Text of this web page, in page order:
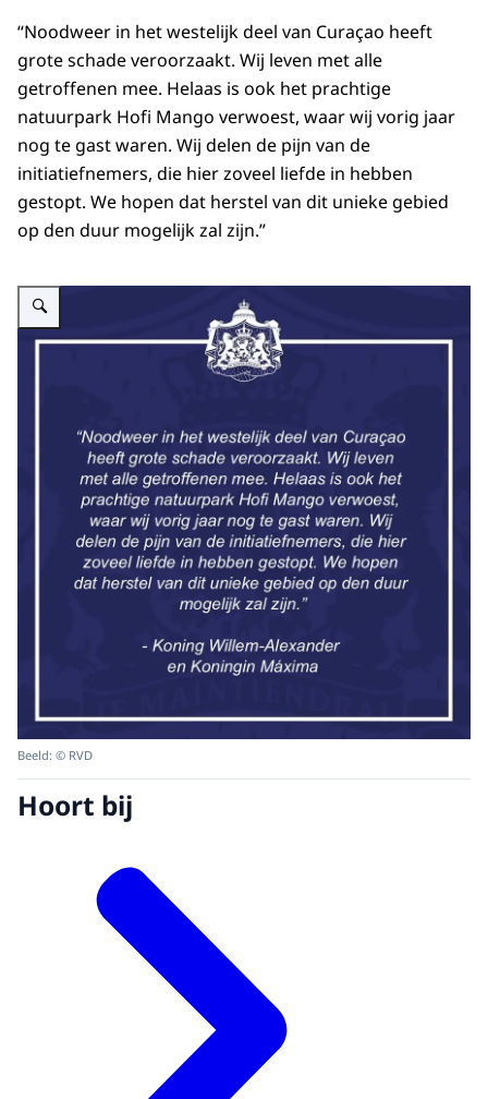
“Noodweer in het westelijk deel van Curaçao heeft
grote schade veroorzaakt. Wij leven met alle
getroffenen mee. Helaas is ook het prachtige
natuurpark Hofi Mango verwoest, waar wij vorig jaar
nog te gast waren. Wij delen de pijn van de
initiatiefnemers, die hier zoveel liefde in hebben
gestopt. We hopen dat herstel van dit unieke gebied
op den duur mogelijk zal zijn.”
Vergroot afbeelding Reactie van Koning Willem-Alexander en Koningin
Beeld: © RVD
Hoort bij